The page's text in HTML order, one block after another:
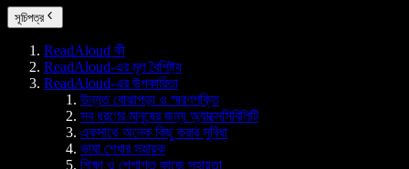
সূচিপত্র
ReadAloud কী
ReadAloud-এর মূল বৈশিষ্ট্য
ReadAloud-এর উপকারিতা
উন্নত বোঝাপড়া ও স্মরণশক্তি
সব ধরণের মানুষের জন্য অ্যাক্সেসিবিলিটি
একসাথে অনেক কিছু করার সুবিধা
ভাষা শেখার সহায়ক
শিক্ষা ও পেশাগত কাজে সহায়তা